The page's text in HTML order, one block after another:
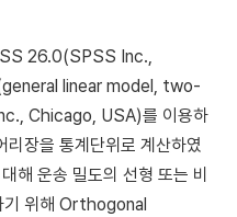
26.0(SPSS Inc.,
linear model, two-
Chicago, USA)를 이용하
리장을 통계단위로 계산하였
해 운송 밀도의 선형 또는 비
기 위해 Orthogonal